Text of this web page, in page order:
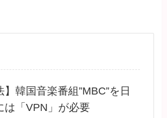
】韓国音楽番組”MBC”を日
は「VPN」が必要